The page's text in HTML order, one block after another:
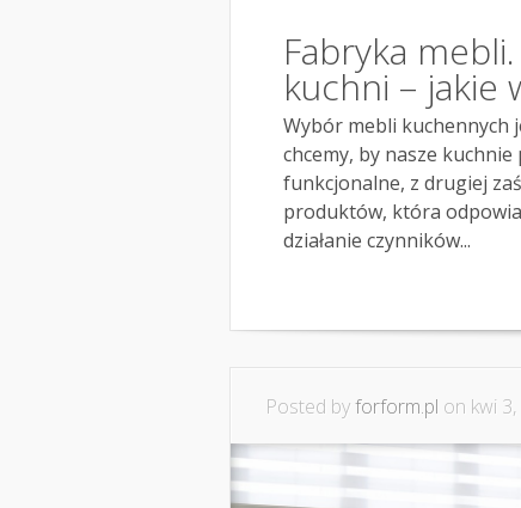
Fabryka
kuchni – jakie
Wybór mebli kuchennych
chcemy, by nasze
funkcjonalne, z drugiej
produktów, która
działanie czynników...
Posted byforform.pl on kwi